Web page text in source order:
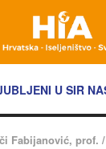
Fabijanović, prof. /